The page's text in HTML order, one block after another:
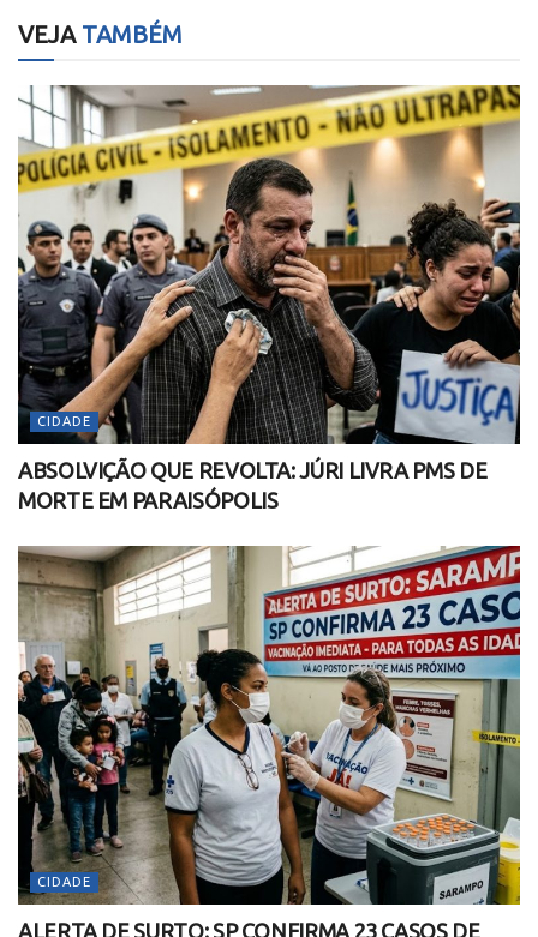
VEJATAMBÉM
CIDADE
ABSOLVIÇÃO QUE REVOLTA: JÚRI LIVRA PMS DE
MORTE EM PARAISÓPOLIS
CIDADE
ALERTA DE SURTO: SP CONFIRMA 23 CASOS DE